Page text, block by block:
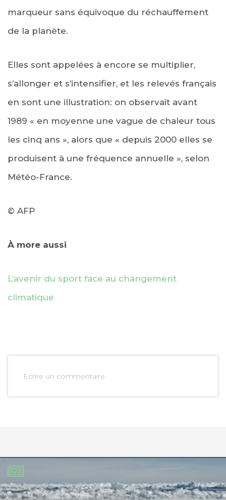
marqueur sans équivoque du réchauffement
de la planète.
Elles sont appelées à encore se multiplier,
s’allonger et s’intensifier, et les relevés français
en sont une illustration: on observait avant
1989 « en moyenne une vague de chaleur tous
les cinq ans », alors que « depuis 2000 elles se
produisent à une fréquence annuelle », selon
Météo-France.
© AFP
À more aussi
L’avenir du sport face au changement
climatique
Ecrire un commentaire